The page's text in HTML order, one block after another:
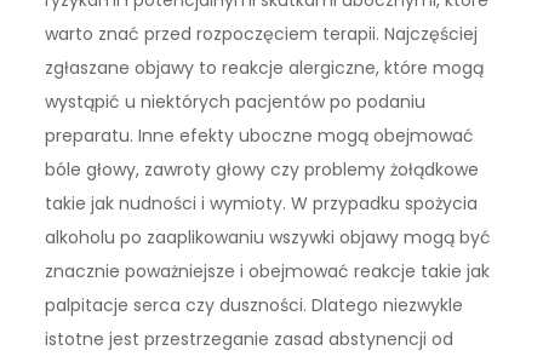
warto znać przed rozpoczęciem terapii. Najczęściej
zgłaszane objawy to reakcje alergiczne, które mogą
wystąpić u niektórych pacjentów po podaniu
preparatu. Inne efekty uboczne mogą obejmować
bóle głowy, zawroty głowy czy problemy żołądkowe
takie jak nudności i wymioty. W przypadku spożycia
alkoholu po zaaplikowaniu wszywki objawy mogą być
znacznie poważniejsze i obejmować reakcje takie jak
palpitacje serca czy duszności. Dlatego niezwykle
istotne jest przestrzeganie zasad abstynencji od